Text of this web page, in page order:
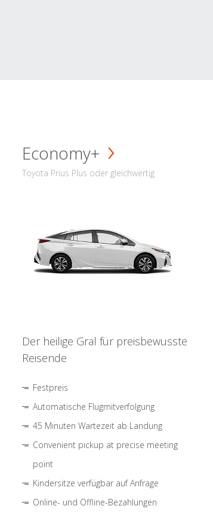
Economy+
Toyota Prius Plus oder gleichwertig
Der heilige Gral für preisbewusste
Reisende
Festpreis
Automatische Flugmitverfolgung
45 Minuten Wartezeit ab Landung
Convenient pickup at precise meeting
point
Kindersitze verfügbar auf Anfrage
Online- und Offline-Bezahlungen